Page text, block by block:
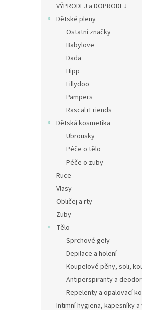
VÝPRODEJ a DOPRODEJ
Dětské pleny
Ostatní značky
Babylove
Dada
Hipp
Lillydoo
Pampers
Rascal+Friends
Dětská kosmetika
Ubrousky
Péče o tělo
Péče o zuby
Ruce
Vlasy
Obličej a rty
Zuby
Tělo
Sprchové gely
Depilace a holení
Koupelové pěny, soli,
Antiperspiranty a
Repelenty a opalovací
Intimní hygiena, kapesníky